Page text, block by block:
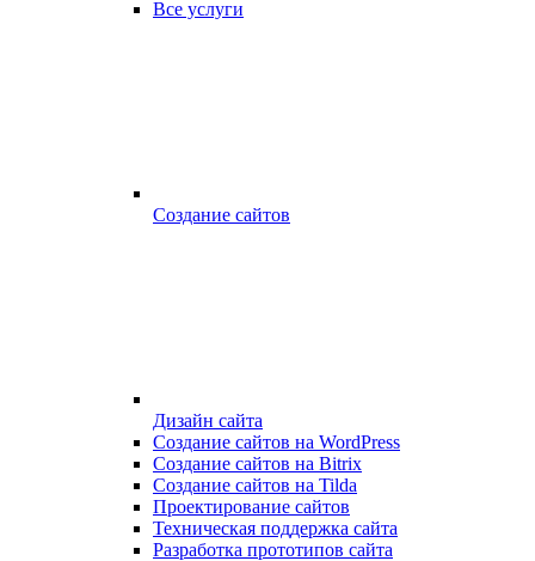
Все услуги
Создание сайтов
Дизайн сайта
Создание сайтов на WordPress
Создание сайтов на Bitrix
Создание сайтов на Tilda
Проектирование сайтов
Техническая поддержка сайта
Разработка прототипов сайта